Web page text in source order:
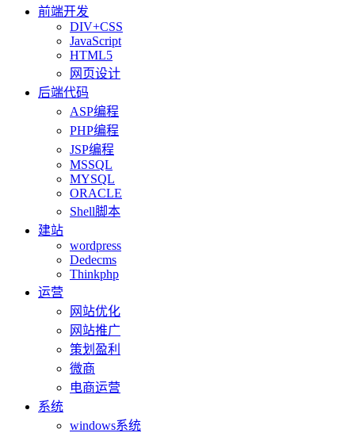
前端开发
DIV+CSS
JavaScript
HTML5
网页设计
后端代码
ASP编程
PHP编程
JSP编程
MSSQL
MYSQL
ORACLE
Shell脚本
建站
wordpress
Dedecms
Thinkphp
运营
网站优化
网站推广
策划盈利
微商
电商运营
系统
windows系统